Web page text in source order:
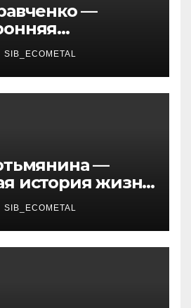
—
российская
и успешной
SIB_ECOMETAL
—
история жизни
фигуристки
SIB_ECOMETAL